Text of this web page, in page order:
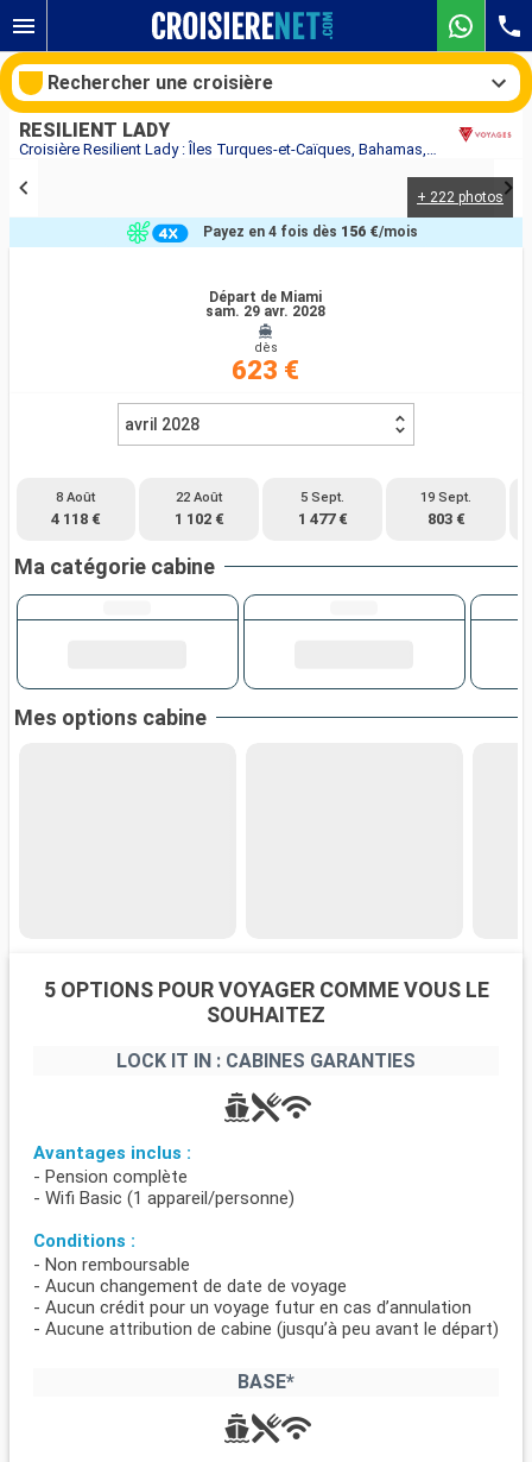
Croisière Resilient Lady : Îles Turques-et-Caïques, Bahamas, États-Unis au départ de Miami
RESILIENT LADY
+ 222 photos
Départ de Miami
sam. 29 avr. 2028
dès
623 €
Payez en 4 fois dès 156 €/mois
avril 2028
8 Août
4 118 €
22 Août
1 102 €
5 Sept.
1 477 €
19 Sept.
803 €
Ma catégorie cabine
Mes options cabine
5 OPTIONS POUR VOYAGER COMME VOUS LE
SOUHAITEZ
LOCK IT IN : CABINES GARANTIES
Avantages inclus :
- Pension complète
- Wifi Basic (1 appareil/personne)
Conditions :
- Non remboursable
- Aucun changement de date de voyage
- Aucun crédit pour un voyage futur en cas d’annulation
- Aucune attribution de cabine (jusqu’à peu avant le départ)
BASE*
Rechercher une croisière
Nos destinations
Compagnies
Rechercher